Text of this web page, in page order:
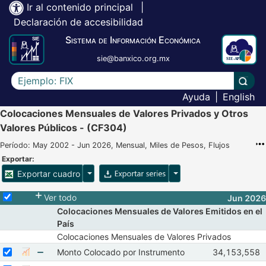
Ir al contenido principal
Declaración de accesibilidad
Sistema de Información Económica
sie@banxico.org.mx
Escriba el texto a buscar
Ayuda
English
Colocaciones Mensuales de Valores Privados y Otros
Valores Públicos - (CF304)
Período: May 2002 - Jun 2026, Mensual, Miles de Pesos, Flujos
Exportar:
Exportar cuadro Opciones para exportar cuadroOpciones para exportar
Selecciona o desmarca todas las series
Ver todo
Jun 2026
Colocaciones Mensuales de Valores Emitidos en el
País
Colocaciones Mensuales de Valores Privados
Seleccione sus series
Seleccionar serie Monto Colocado por InstrumentoMostrar gráfica de la serie Monto Colocado por Instrumento
Monto Colocado por Instrumento Abr 2026
34,153,558